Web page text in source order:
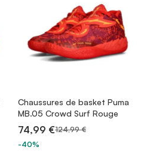
Chaussures de basket Puma
MB.05 Crowd Surf Rouge
74,99 €124,99 €
-40%